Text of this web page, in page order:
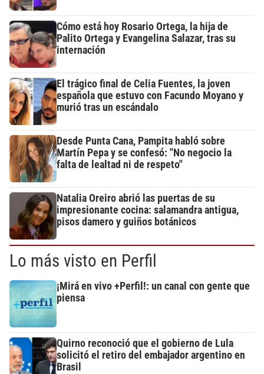
Cómo está hoy Rosario Ortega, la hija de
Palito Ortega y Evangelina Salazar, tras su
internación
El trágico final de Celia Fuentes, la joven
española que estuvo con Facundo Moyano y
murió tras un escándalo
Desde Punta Cana, Pampita habló sobre
Martín Pepa y se confesó: "No negocio la
falta de lealtad ni de respeto"
Natalia Oreiro abrió las puertas de su
impresionante cocina: salamandra antigua,
pisos damero y guiños botánicos
Lo más visto en Perfil
¡Mirá en vivo +Perfil!: un canal con gente que
piensa
Quirno reconoció que el gobierno de Lula
solicitó el retiro del embajador argentino en
Brasil